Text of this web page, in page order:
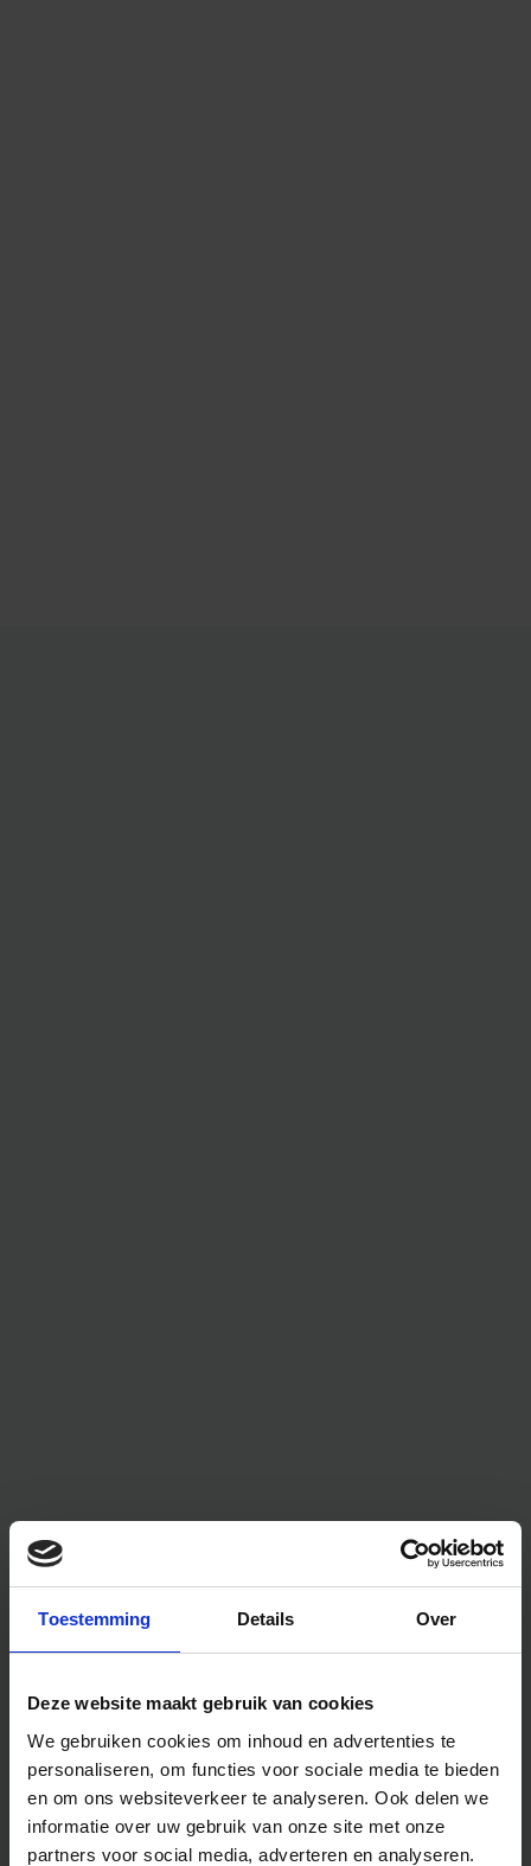
Toestemming Details Over
Deze website maakt gebruik van cookies
We gebruiken cookies om inhoud en advertenties te
personaliseren, om functies voor sociale media te bieden
en om ons websiteverkeer te analyseren. Ook delen we
informatie over uw gebruik van onze site met onze
partners voor social media, adverteren en analyseren.